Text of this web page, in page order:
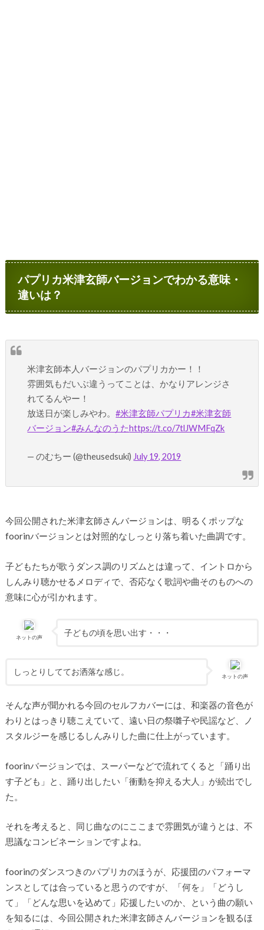
パプリカ米津玄師バージョンでわかる意味・
違いは？
米津玄師本人バージョンのパプリカかー！！
雰囲気もだいぶ違うってことは、かなりアレンジさ
れてるんやー！
放送日が楽しみやわ。#米津玄師パプリカ#米津玄師
バージョン#みんなのうたhttps://t.co/7tlJWMFqZk
— のむちー (@theusedsuki) July 19, 2019
今回公開された米津玄師さんバージョンは、明るくポップな
foorinバージョンとは対照的なしっとり落ち着いた曲調です。
子どもたちが歌うダンス調のリズムとは違って、イントロから
しんみり聴かせるメロディで、否応なく歌詞や曲そのものへの
意味に心が引かれます。
ネットの声 子どもの頃を思い出す・・・
ネットの声
しっとりしててお洒落な感じ。
そんな声が聞かれる今回のセルフカバーには、和楽器の音色が
わりとはっきり聴こえていて、遠い日の祭囃子や民謡など、ノ
スタルジーを感じるしんみりした曲に仕上がっています。
foorinバージョンでは、スーパーなどで流れてくると「踊り出
す子ども」と、踊り出したい「衝動を抑える大人」が続出でし
た。
それを考えると、同じ曲なのにここまで雰囲気が違うとは、不
思議なコンビネーションですよね。
foorinのダンスつきのパプリカのほうが、応援団のパフォーマ
ンスとしては合っていると思うのですが、「何を」「どうし
て」「どんな思いを込めて」応援したいのか、という曲の願い
を知るには、今回公開された米津玄師さんバージョンを観るほ